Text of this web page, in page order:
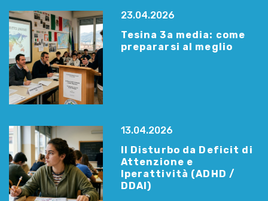
23.04.2026
Tesina 3a media: come
prepararsi al meglio
13.04.2026
Il Disturbo da Deficit di
Attenzione e
Iperattività (ADHD /
DDAI)